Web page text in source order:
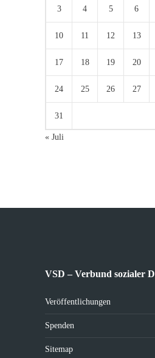
3 4 5 6
10 11 12 13
17 18 19 20
24 25 26 27
31
« Juli
VSD – Verbund sozialer
Veröffentlichungen
Spenden
Sitemap